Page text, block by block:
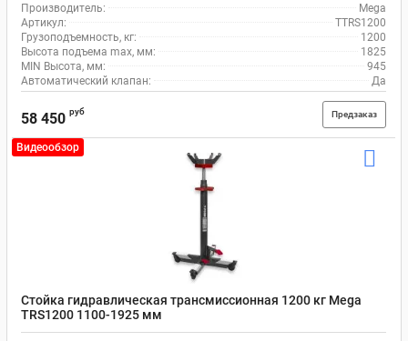
Производитель:
Mega
Артикул:
TTRS1200
Грузоподъемность, кг:
1200
Высота подъема max, мм:
1825
MIN Высота, мм:
945
Автоматический клапан:
Да
58 450 руб Предзаказ
Видеообзор
Стойка гидравлическая трансмиссионная 1200 кг Mega
TRS1200 1100-1925 мм